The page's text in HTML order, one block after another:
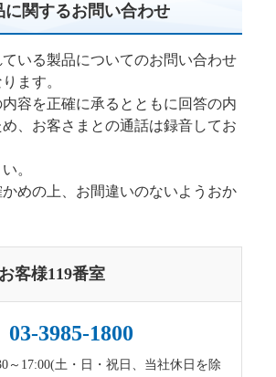
に関するお問い合わせ
いる製品についてのお問い合わせ
ます。
容を正確に承るとともに回答の内
、お客さまとの通話は録音してお
。
めの上、お間違いのないようおか
客様119番室
03-3985-1800
～17:00(土・日・祝日、当社休日を除